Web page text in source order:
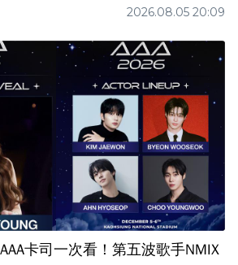
2026.08.05 20:09
卡司一次看！第五波歌手NMIX